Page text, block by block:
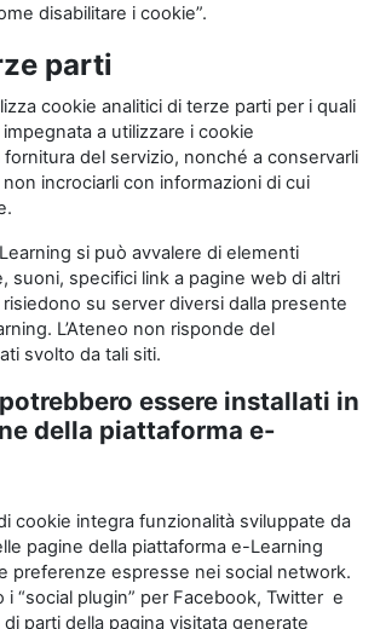
disabilitare i cookie”.
parti
cookie analitici di terze parti per i quali
a utilizzare i cookie
fornitura del servizio, nonché a conservarli
incrociarli con informazioni di cui
si può avvalere di elementi
suoni, specifici link a pagine web di altri
su server diversi dalla presente
L’Ateneo non risponde del
svolto da tali siti.
essere installati in
della piattaforma e-
cookie integra funzionalità sviluppate da
pagine della piattaforma e-Learning
preferenze espresse nei social network.
i “social plugin” per Facebook, Twitter e
parti della pagina visitata generate